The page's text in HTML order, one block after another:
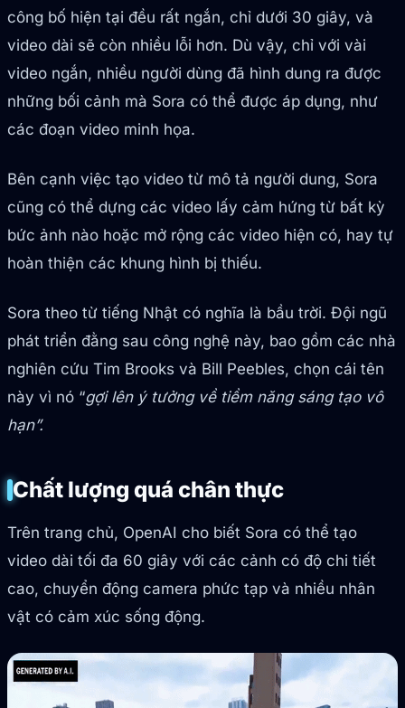
công bố hiện tại đều rất ngắn, chỉ dưới 30 giây, và
video dài sẽ còn nhiều lỗi hơn. Dù vậy, chỉ với vài
video ngắn, nhiều người dùng đã hình dung ra được
những bối cảnh mà Sora có thể được áp dụng, như
các đoạn video minh họa.
Bên cạnh việc tạo video từ mô tả người dung, Sora
cũng có thể dựng các video lấy cảm hứng từ bất kỳ
bức ảnh nào hoặc mở rộng các video hiện có, hay tự
hoàn thiện các khung hình bị thiếu.
Sora theo từ tiếng Nhật có nghĩa là bầu trời. Đội ngũ
phát triển đằng sau công nghệ này, bao gồm các nhà
nghiên cứu Tim Brooks và Bill Peebles, chọn cái tên
này vì nó “gợi lên ý tưởng về tiềm năng sáng tạo vô
hạn”.
Chất lượng quá chân thực
Trên trang chủ, OpenAI cho biết Sora có thể tạo
video dài tối đa 60 giây với các cảnh có độ chi tiết
cao, chuyển động camera phức tạp và nhiều nhân
vật có cảm xúc sống động.